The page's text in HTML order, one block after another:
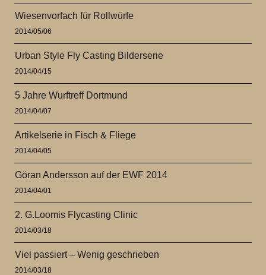
Wiesenvorfach für Rollwürfe
2014/05/06
Urban Style Fly Casting Bilderserie
2014/04/15
5 Jahre Wurftreff Dortmund
2014/04/07
Artikelserie in Fisch & Fliege
2014/04/05
Göran Andersson auf der EWF 2014
2014/04/01
2. G.Loomis Flycasting Clinic
2014/03/18
Viel passiert – Wenig geschrieben
2014/03/18